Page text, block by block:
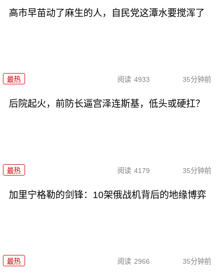
高市早苗动了麻生的人，自民党这潭水要搅浑了
最热 阅读 4933 35分钟前
后院起火，前防长逼宫泽连斯基，低头或硬扛？
最热 阅读 4179 35分钟前
加里宁格勒的剑锋：10架俄战机背后的地缘博弈
最热 阅读 2966 35分钟前